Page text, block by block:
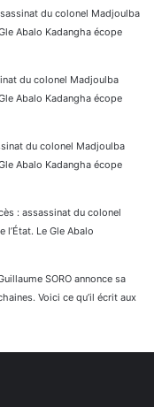
du colonel Madjoulba
Abalo Kadangha écope
du colonel Madjoulba
Abalo Kadangha écope
du colonel Madjoulba
Abalo Kadangha écope
: assassinat du colonel
Le Gle Abalo
SORO annonce sa
Voici ce qu’il écrit aux